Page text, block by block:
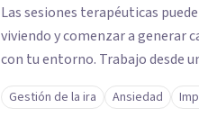
Las sesiones terapéuticas
viviendo y comenzar a generar
con tu entorno. Trabajo desde un enfoque integrador con técnicas Cognitivo-
Conductuales, Arteterapia
proceso a tus necesidades. Acompaño a adultos que atraviesan ansiedad,
Gestión de la ira Ansiedad